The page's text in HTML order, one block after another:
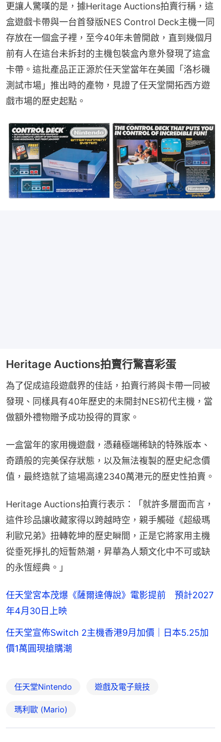
更讓人驚嘆的是，據Heritage Auctions拍賣行稱，這
盒遊戲卡帶與一台首發版NES Control Deck主機一同
存放在一個盒子裡，至今40年未曾開啟，直到幾個月
前有人在這台未拆封的主機包裝盒內意外發現了這盒
卡帶。這批產品正正源於任天堂當年在美國「洛杉磯
測試市場」推出時的產物，見證了任天堂開拓西方遊
戲市場的歷史起點。
Heritage Auctions拍賣行驚喜彩蛋
為了促成這段遊戲界的佳話，拍賣行將與卡帶一同被
發現、同樣具有40年歷史的未開封NES初代主機，當
做額外禮物贈予成功投得的買家。
一盒當年的家用機遊戲，憑藉極端稀缺的特殊版本、
奇蹟般的完美保存狀態，以及無法複製的歷史紀念價
值，最終造就了這場高達2340萬港元的歷史性拍賣。
Heritage Auctions拍賣行表示：「就許多層面而言，
這件珍品讓收藏家得以跨越時空，親手觸碰《超級瑪
利歐兄弟》扭轉乾坤的歷史瞬間，正是它將家用主機
從垂死掙扎的短暫熱潮，昇華為人類文化中不可或缺
的永恆經典。」
任天堂宮本茂爆《薩爾達傳說》電影提前 預計2027
年4月30日上映
任天堂宣佈Switch 2主機香港9月加價｜日本5.25加
價1萬圓現搶購潮
任天堂Nintendo 遊戲及電子競技
瑪利歐 (Mario)